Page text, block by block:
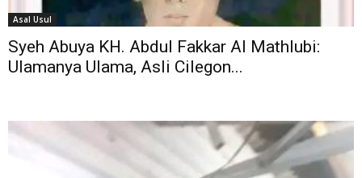
Asal Usul
Syeh Abuya KH. Abdul Fakkar Al Mathlubi:
Ulamanya Ulama, Asli Cilegon...